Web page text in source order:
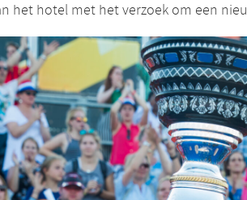
het hotel met het verzoek om een